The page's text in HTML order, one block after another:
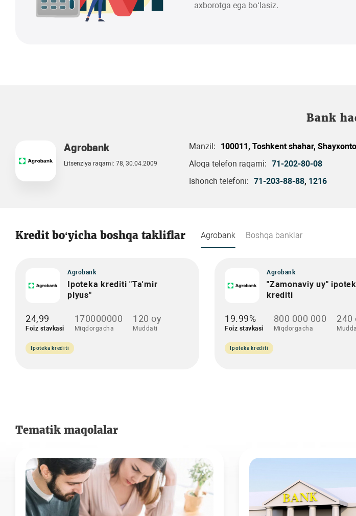
axborotga ega bo‘lasiz.
Bank
Agrobank
Litsenziya raqami: 78, 30.04.2009
Manzil:
100011, Toshkent shahar,
Aloqa telefon raqami: 71-202-80-08
Ishonch telefoni: 71-203-88-88, 1216
Kredit bo‘yicha boshqa takliflar Agrobank Boshqa banklar
Agrobank
Ipoteka krediti "Ta'mir
plyus"
24,99
Foiz stavkasi
170000000
Miqdorgacha
120 oy
Muddati
Ipoteka krediti
Agrobank
"Zamonaviy uy"
krediti
19.99%
Foiz stavkasi
800 000 000
Miqdorgacha
240
Ipoteka krediti
Tematik maqolalar